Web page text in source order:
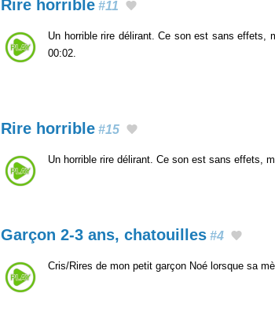
Rire horrible #11
Un horrible rire délirant. Ce son est sans effets,
00:02.
Rire horrible #15
Un horrible rire délirant. Ce son est sans effets,
Garçon 2-3 ans, chatouilles #4
Cris/Rires de mon petit garçon Noé lorsque sa